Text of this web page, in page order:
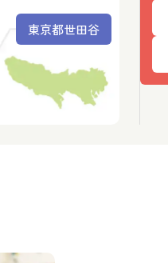
東京都世田谷